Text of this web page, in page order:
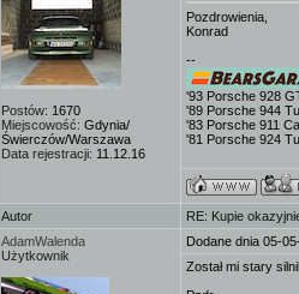
Postów: 1670
Miejscowość: Gdynia/
Świerczów/Warszawa
Data rejestracji: 11.12.16
Pozdrowienia,
Konrad
--
'93 Porsche 928
'89 Porsche 944
'83 Porsche 911
'81 Porsche 924
Autor
RE: Kupie
AdamWalenda
Użytkownik
Dodane dnia 05-
Został mi stary